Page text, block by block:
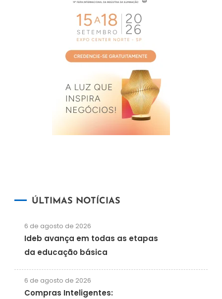
ÚLTIMAS NOTÍCIAS
6 de agosto de 2026
Ideb avança em todas as etapas
da educação básica
6 de agosto de 2026
Compras Inteligentes: